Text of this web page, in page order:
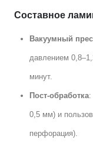
Составное
Вакуумный
давлением
минут.
Пост-обработка:
0,5 мм) и
перфорация).